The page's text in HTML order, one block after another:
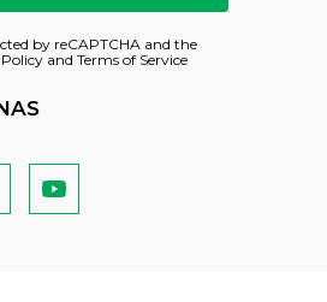
by reCAPTCHA and the
and Terms of Service